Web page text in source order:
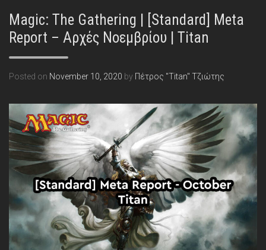
Magic: The Gathering | [Standard] Meta
Report – Αρχές Νοεμβρίου | Titan
Posted on November 10, 2020 by Πέτρος "Titan" Τζιώτης